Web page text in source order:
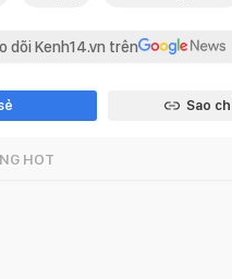
dõi Kenh14.vn trên
Sao
HOT